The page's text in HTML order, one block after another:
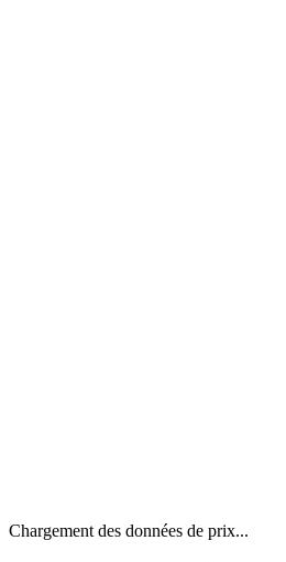
Chargement des données de prix...